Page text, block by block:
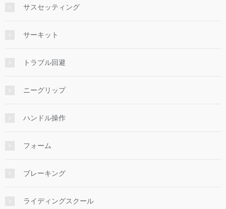
サスセッティング
サーキット
トラブル回避
ニーグリップ
ハンドル操作
フォーム
ブレーキング
ライディングスクール